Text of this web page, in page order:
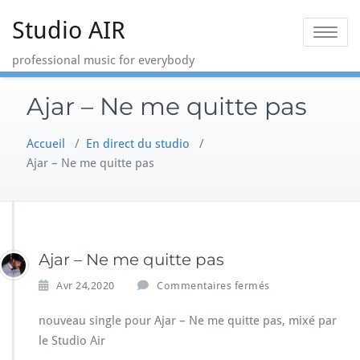
Studio AIR
professional music for everybody
Toggle
Ajar – Ne me quitte pas
Accueil / En direct du studio /
Ajar – Ne me quitte pas
Ajar – Ne me quitte pas
Avr 24,2020 Commentaires fermés
r
nouveau single pour Ajar – Ne me quitte pas, mixé par
le Studio Air